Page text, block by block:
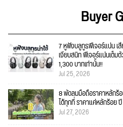
Buyer
7 หูฟังบลูทูธฟีเจอร์แน่น เ
เงียบสนิท ฟีเจอร์แน่นเต็
1,300 บาทเท่านั้น!!
Jul 25, 2026
8 พัดลมมือถือราคาหลักร้
ได้ทุกที่ ราคาแค่หลักร้อย
Jul 27, 2026